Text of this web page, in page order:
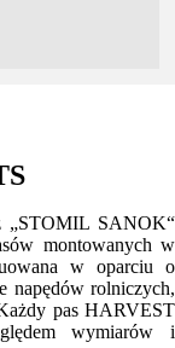
„STOMIL SANOK“
montowanych w
w oparciu o
napędów rolniczych,
pas HARVEST
wymiarów i